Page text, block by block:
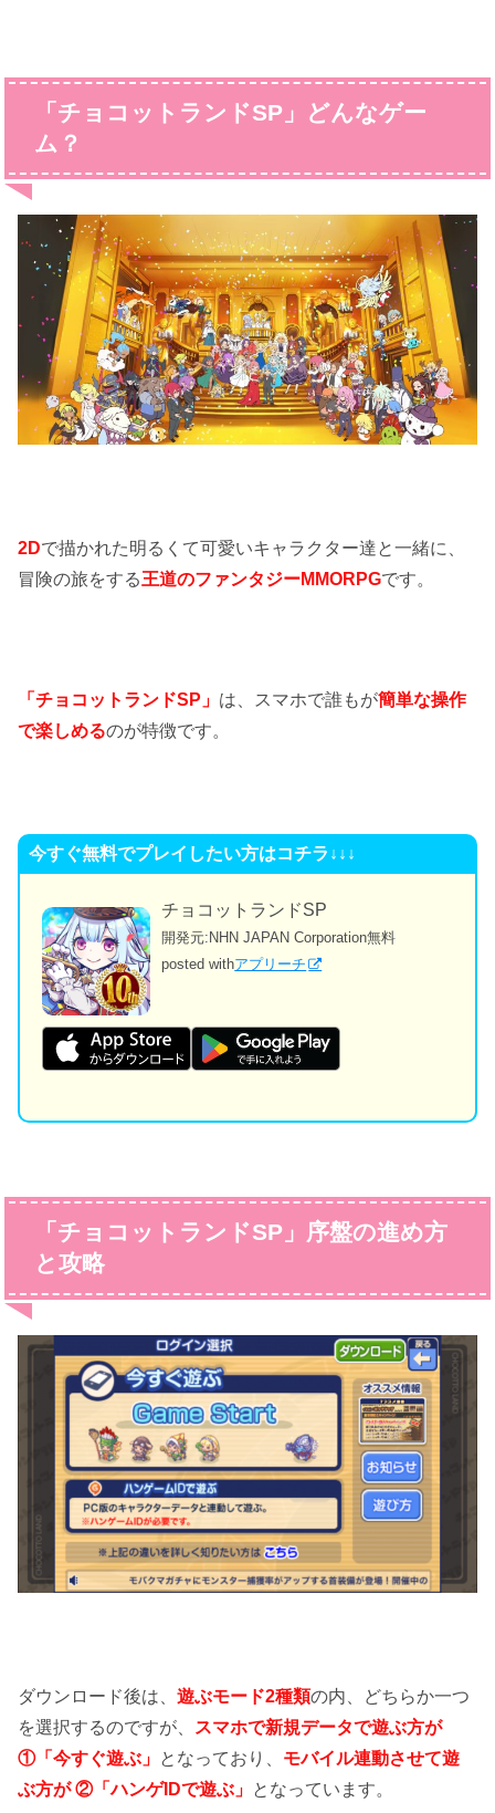
「チョコットランドSP」どんなゲー
ム？
2Dで描かれた明るくて可愛いキャラクター達と一緒に、
冒険の旅をする王道のファンタジーMMORPGです。
「チョコットランドSP」 は、スマホで誰もが簡単な操作
で楽しめるのが特徴です。
今すぐ無料でプレイしたい方はコチラ↓↓↓
チョコットランドSP
開発元: NHN JAPAN Corporation無料
posted withアプリーチ
「チョコットランドSP」序盤の進め方
と攻略
ダウンロード後は、遊ぶモード2種類の内、どちらか一つ
を選択するのですが、 スマホで新規データで遊ぶ方が
①「今すぐ遊ぶ」 となっており、 モバイル連動させて遊
ぶ方が ②「ハンゲIDで遊ぶ」 となっています。